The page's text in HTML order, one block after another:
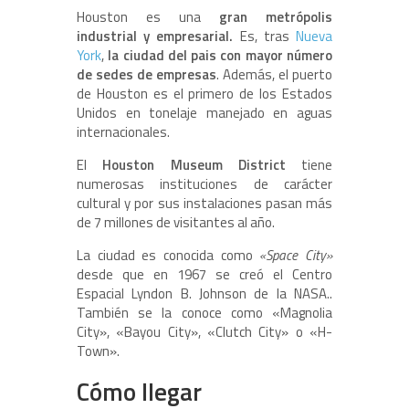
Houston es una gran metrópolis
industrial y empresarial. Es, trasNueva
York, la ciudad del pais con mayor número
de sedes de empresas. Además, el puerto
de Houston es el primero de los Estados
Unidos en tonelaje manejado en aguas
internacionales.
El Houston Museum District tiene
numerosas instituciones de carácter
cultural y por sus instalaciones pasan más
de 7 millones de visitantes al año.
La ciudad es conocida como «Space City»
desde que en 1967 se creó el Centro
Espacial Lyndon B. Johnson de la NASA..
También se la conoce como «Magnolia
City», «Bayou City», «Clutch City» o «H-
Town».
Cómo llegar